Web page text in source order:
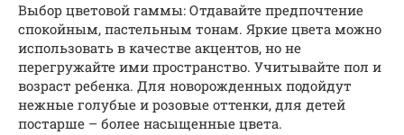
Выбор цветовой гаммы: Отдавайте предпочтение
спокойным, пастельным тонам. Яркие цвета можно
использовать в качестве акцентов, но не
перегружайте ими пространство. Учитывайте пол и
возраст ребенка. Для новорожденных подойдут
нежные голубые и розовые оттенки, для детей
постарше – более насыщенные цвета.